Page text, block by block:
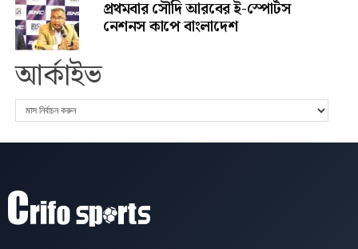
প্রথমবার সৌদি আরবের ই-স্পোর্টস
নেশনস কাপে বাংলাদেশ
আর্কাইভ